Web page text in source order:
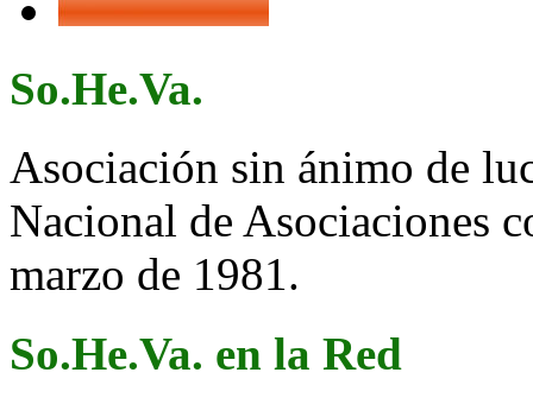
So.He.Va.
Asociación sin ánimo de
Nacional de Asociaciones
marzo de 1981.
So.He.Va. en la Red